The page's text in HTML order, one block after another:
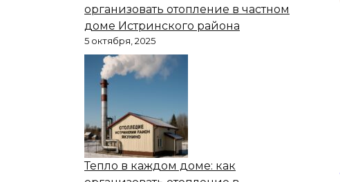
организовать отопление в частном
доме Истринского района
5 октября, 2025
Тепло в каждом доме: как